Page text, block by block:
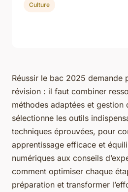
Réussir le bac 2025 demande
révision : il faut combiner
méthodes adaptées et gestion
sélectionne les outils
techniques éprouvées, pour
apprentissage efficace et
numériques aux conseils
comment optimiser chaque
préparation et transformer
Culture